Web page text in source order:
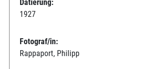
Datierung:
1927
Fotograf/in:
Rappaport, Philipp